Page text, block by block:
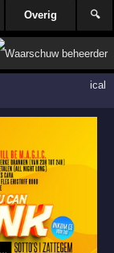
Overig 🔍
ical